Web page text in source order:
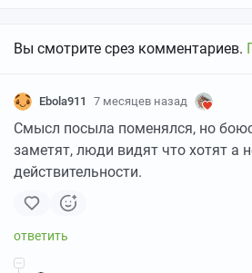
Вы смотрите срез комментариев.
Ebola911 7 месяцев назад
Смысл посыла поменялся, но
заметят, люди видят что хотят а
действительности.